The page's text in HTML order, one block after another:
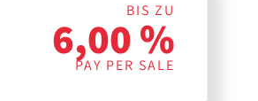
BIS ZU
6,00 %
PAY PER SALE